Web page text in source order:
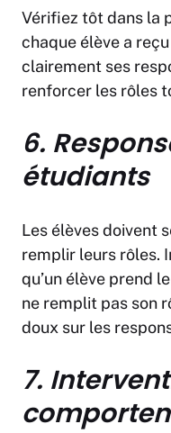
Vérifiez tôt dans la
chaque élève a
clairement ses
renforcer les rôles
6.
étudiants
Les élèves doivent
remplir leurs rôles.
qu’un élève prend
ne remplit pas son
doux sur les
7.